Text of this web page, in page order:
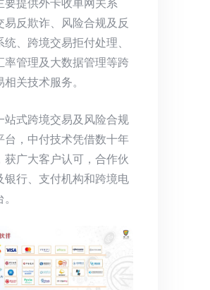
要提供外卡收单网关系
易反欺诈、风险合规及反
统、跨境交易拒付处理、
率管理及大数据管理等跨
关技术服务。
站式跨境交易及风险合规
台，中付技术凭借数十年
获广大客户认可，合作伙
银行、支付机构和跨境电